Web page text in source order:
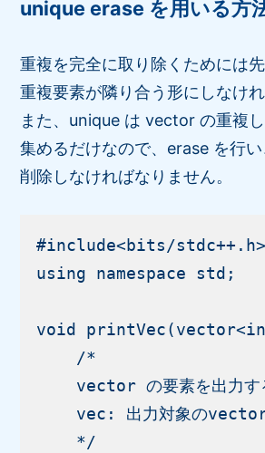
unique erase を用いる方
重複を完全に取り除くためには先
重複要素が隣り合う形にしなけれ
また、unique は vector の重複
集めるだけなので、erase を行
削除しなければなりません。
#include<bits/stdc++.h>
using namespace std;
void
    /*
vector の要素を出力す
vec: 出力対象の
    */